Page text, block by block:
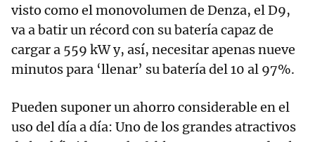
visto como el monovolumen de Denza, el D9,
va a batir un récord con su batería capaz de
cargar a 559 kW y, así, necesitar apenas nueve
minutos para ‘llenar’ su batería del 10 al 97%.
Pueden suponer un ahorro considerable en el
uso del día a día: Uno de los grandes atractivos